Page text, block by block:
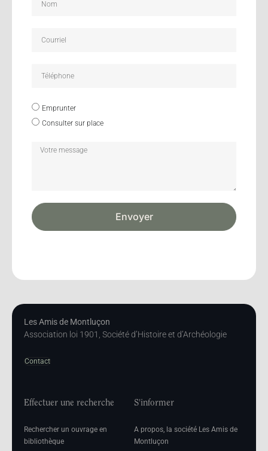
Emprunter
Consulter sur place
Envoyer
Les Amis de Montluçon
Association loi 1901, Société d’Histoire et d’Archéologie
Contact
Effectuer une recherche
Rechercher un ouvrage en
bibliothèque
S'informer
A propos, la société Les Amis de
Montluçon